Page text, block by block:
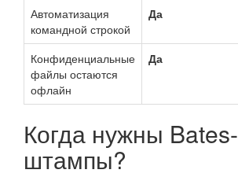
Автоматизация
командной строкой
Да
Конфиденциальные
файлы остаются
офлайн
Да
Когда нужны Bates-
штампы?